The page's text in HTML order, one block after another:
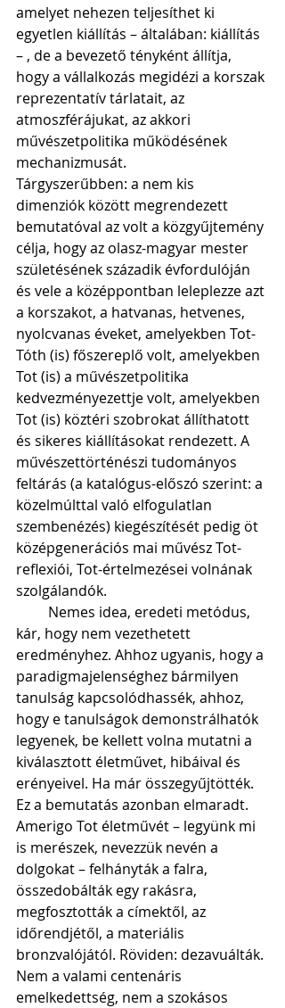
amelyet nehezen teljesíthet ki
egyetlen kiállítás – általában: kiállítás
– , de a bevezető tényként állítja,
hogy a vállalkozás megidézi a korszak
reprezentatív tárlatait, az
atmoszférájukat, az akkori
művészetpolitika működésének
mechanizmusát.
Tárgyszerűbben: a nem kis
dimenziók között megrendezett
bemutatóval az volt a közgyűjtemény
célja, hogy az olasz-magyar mester
születésének századik évfordulóján
és vele a középpontban leleplezze azt
a korszakot, a hatvanas, hetvenes,
nyolcvanas éveket, amelyekben Tot-
Tóth (is) főszereplő volt, amelyekben
Tot (is) a művészetpolitika
kedvezményezettje volt, amelyekben
Tot (is) köztéri szobrokat állíthatott
és sikeres kiállításokat rendezett. A
művészettörténészi tudományos
feltárás (a katalógus-előszó szerint: a
közelmúlttal való elfogulatlan
szembenézés) kiegészítését pedig öt
középgenerációs mai művész Tot-
reflexiói, Tot-értelmezései volnának
szolgálandók.
kár, hogy nem vezethetett
eredményhez. Ahhoz ugyanis, hogy a
paradigmajelenséghez bármilyen
tanulság kapcsolódhassék, ahhoz,
hogy e tanulságok demonstrálhatók
legyenek, be kellett volna mutatni a
kiválasztott életművet, hibáival és
erényeivel. Ha már összegyűjtötték.
Ez a bemutatás azonban elmaradt.
Amerigo Tot életművét – legyünk mi
is merészek, nevezzük nevén a
dolgokat – felhányták a falra,
összedobálták egy rakásra,
megfosztották a címektől, az
időrendjétől, a materiális
bronzvalójától. Röviden: dezavuálták.
Nem a valami centenáris
emelkedettség, nem a szokásos